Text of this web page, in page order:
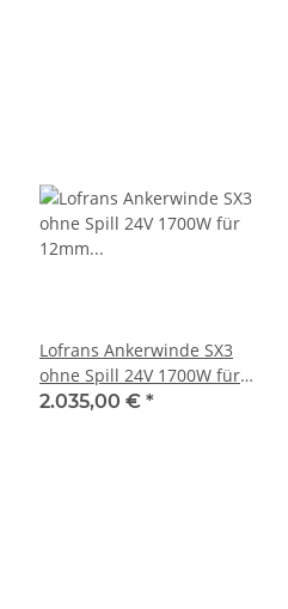
Lofrans Ankerwinde SX3
ohne Spill 24V 1700W für
12mm ISO Kette 636286
2.035,00 € *